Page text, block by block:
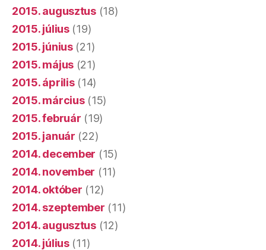
2015. augusztus(18)
2015. július(19)
2015. június(21)
2015. május (21)
2015. április(14)
2015. március(15)
2015. február (19)
2015. január (22)
2014. december (15)
2014. november (11)
2014. október (12)
2014. szeptember (11)
2014. augusztus(12)
2014. július(11)